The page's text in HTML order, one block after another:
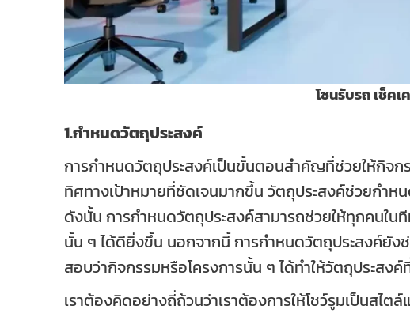
โซนรับรถ เช็ค
1.กำหนดวัตถุประสงค์
การกำหนดวัตถุประสงค์เป็นขั้นตอนสำคัญที่ช่วยให้กิจก
ทิศทางเป้าหมายที่ชัดเจนมากขึ้น วัตถุประสงค์ช่วยกำหน
ดังนั้น การกำหนดวัตถุประสงค์สามารถช่วยให้ทุกคนใน
นั้น ๆ ได้ดียิ่งขึ้น นอกจากนี้ การกำหนดวัตถุประสงค์ยัง
สอบว่ากิจกรรมหรือโครงการนั้น ๆ ได้ทำให้วัตถุประสงค์
เราต้องคิดอย่างถี่ถ้วนว่าเราต้องการให้โชว์รูมเป็นสไต